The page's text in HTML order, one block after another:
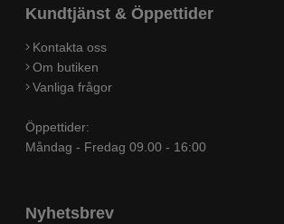
Kundtjänst & Öppettider
Kontakta oss
Om butiken
Vanliga frågor
Öppettider:
Måndag - Fredag 09.00 - 16:00
Nyhetsbrev